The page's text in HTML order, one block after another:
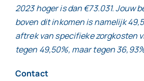
2023 hoger is dan €73.031. Jouw
boven dit inkomen is namelijk
aftrek van specifieke zorgkosten
tegen 49,50%, maar tegen
Contact